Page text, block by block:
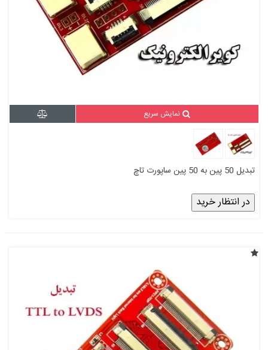
نمایش سریع
تبدیل 50 پین به 50 پین ساپورت تاچ
در انتظار خرید